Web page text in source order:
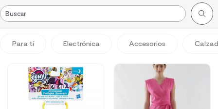
Para tí Electrónica Accesorios